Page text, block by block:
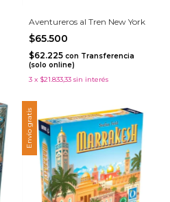
Aventureros al Tren New York
$65.500
$62.225 con Transferencia
(solo online)
3 x $21.833,33 sin interés
Envío gratis